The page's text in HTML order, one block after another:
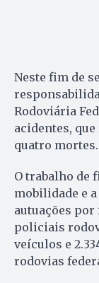
Neste fim de
Rodoviária
acidentes,
quatro mortes.
O trabalho de
mobilidade e
autuações
policiais
veículos e
rodovias